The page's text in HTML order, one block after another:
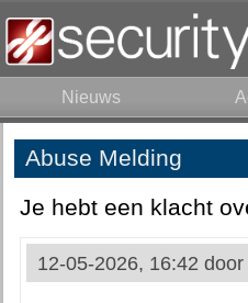
Nieuws
Abuse Melding
Je hebt een klacht
12-05-2026, 16:42 door